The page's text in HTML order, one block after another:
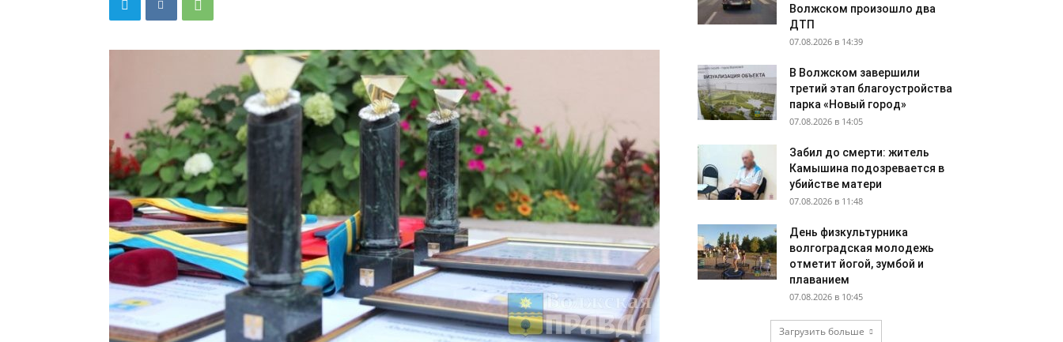
Волжском произошло два
ДТП
07.08.2026 в 14:39
В Волжском завершили
третий этап благоустройства
парка «Новый город»
07.08.2026 в 14:05
Забил до смерти: житель
Камышина подозревается в
убийстве матери
07.08.2026 в 11:48
День физкультурника
волгоградская молодежь
отметит йогой, зумбой и
плаванием
07.08.2026 в 10:45
Загрузить больше